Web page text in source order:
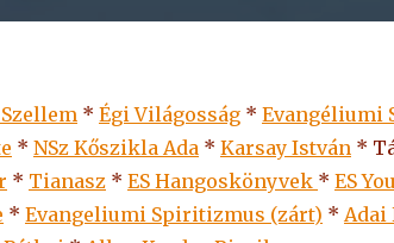
* Égi Világosság * Evangéliumi
* NSz Kőszikla Ada * Karsay István *
* Tianasz * ES Hangoskönyvek * ES
* Evangeliumi Spiritizmus (zárt) * Adai